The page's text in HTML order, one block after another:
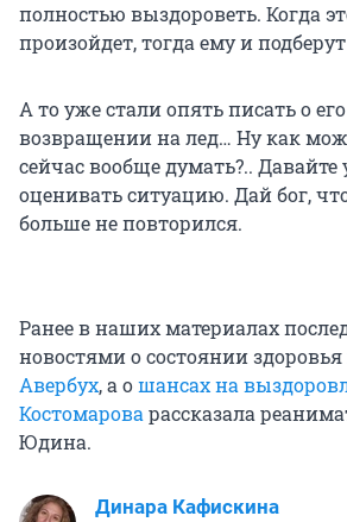
полностью выздороветь. Когда
произойдет, тогда ему и
А то уже стали опять писать о
возвращении на лед… Ну как
сейчас вообще думать?.. Давайте
оценивать ситуацию. Дай бог,
больше не повторился.
Ранее в наших материалах
новостями о состоянии здоровья
Авербух, а ошансах на
Костомароварассказала
Юдина.
Динара Кафискина